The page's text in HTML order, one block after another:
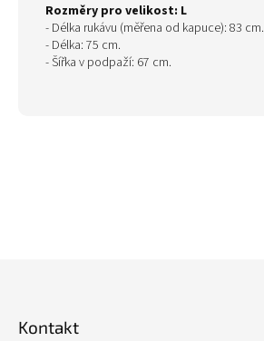
Rozměry pro velikost: L
- Délka rukávu (měřena od kapuce): 83 cm.
- Délka: 75 cm.
- Šířka v podpaží: 67 cm.
Kontakt